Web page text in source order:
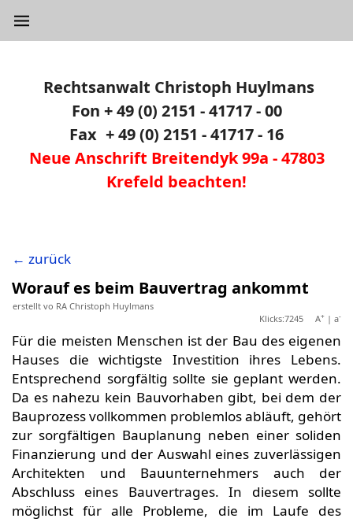
Rechtsanwalt Christoph Huylmans
Fon + 49 (0) 2151 - 41717 - 00
Fax + 49 (0) 2151 - 41717 - 16
Neue Anschrift Breitendyk 99a - 47803
Krefeld beachten!
← zurück
Worauf es beim Bauvertrag ankommt
erstellt vo RA Christoph Huylmans
Klicks:7245 A+ | a-
Für die meisten Menschen ist der Bau des eigenen
Hauses die wichtigste Investition ihres Lebens.
Entsprechend sorgfältig sollte sie geplant werden.
Da es nahezu kein Bauvorhaben gibt, bei dem der
Bauprozess vollkommen problemlos abläuft, gehört
zur sorgfältigen Bauplanung neben einer soliden
Finanzierung und der Auswahl eines zuverlässigen
Architekten und Bauunternehmers auch der
Abschluss eines Bauvertrages. In diesem sollte
möglichst für alle Probleme, die im Laufe des